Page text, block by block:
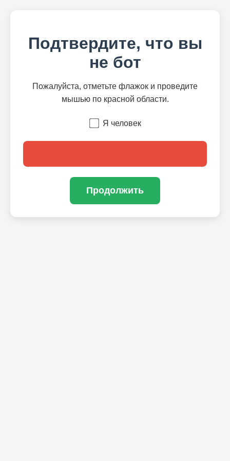
Подтвердите, что вы
не бот
Пожалуйста, отметьте флажок и проведите
мышью по красной области.
Я человек
Продолжить